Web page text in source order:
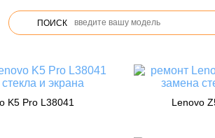
ПОИСК
K5 Pro L38041 Lenovo